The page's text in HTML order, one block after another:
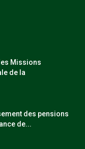
Missions
de la
des pensions
de...